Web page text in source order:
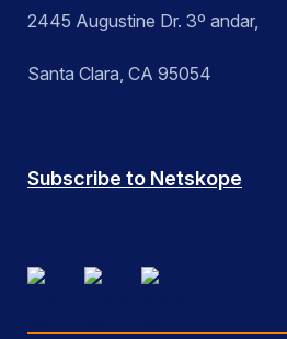
2445 Augustine Dr. 3º andar,
Santa Clara, CA 95054
Subscribe to Netskope